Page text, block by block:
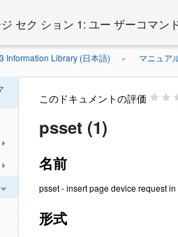
セク ション 1: ユー ザーコマン
Information Library (日本語) » マニュア
このドキュメントの評価
psset (1)
名前
psset - insert page device request
形式